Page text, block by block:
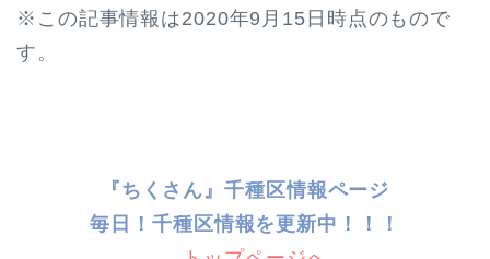
※この記事情報は2020年9月15日時点のもので
す。
『ちくさん』千種区情報ページ
毎日！千種 区情報を更新中！！！